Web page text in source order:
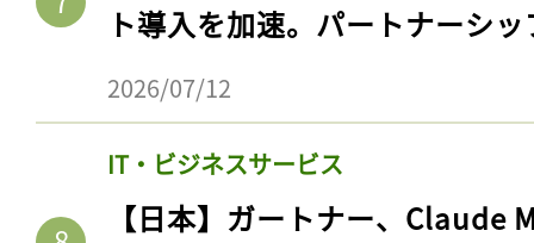
ト導入を加速。パートナーシ
2026/07/12
IT・ビジネスサービス
【日本】ガートナー、Claude